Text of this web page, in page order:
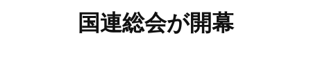
国連総会が開幕